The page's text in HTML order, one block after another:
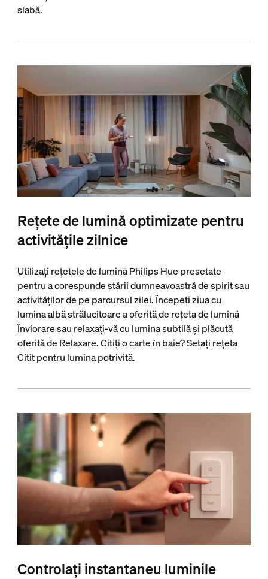
slabă.
Rețete de lumină optimizate pentru
activitățile zilnice
Utilizați rețetele de lumină Philips Hue presetate
pentru a corespunde stării dumneavoastră de spirit sau
activităților de pe parcursul zilei. Începeți ziua cu
lumina albă strălucitoare a oferită de rețeta de lumină
Înviorare sau relaxați-vă cu lumina subtilă și plăcută
oferită de Relaxare. Citiți o carte în baie? Setați rețeta
Citit pentru lumina potrivită.
Controlați instantaneu luminile